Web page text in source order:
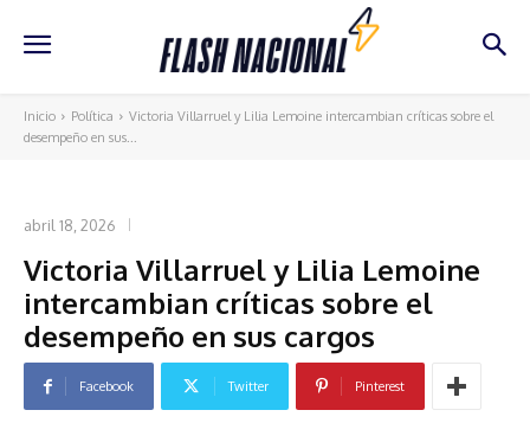
Inicio Política
Victoria Villarruel y Lilia Lemoine intercambian críticas sobre el
desempeño en sus...
abril 18, 2026
Victoria Villarruel y Lilia Lemoine
intercambian críticas sobre el
desempeño en sus cargos
Facebook Twitter Pinterest